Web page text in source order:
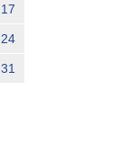
17
24
31